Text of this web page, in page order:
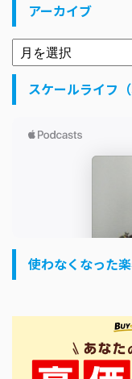
アーカイブ
スケールライフ
使わなくなった